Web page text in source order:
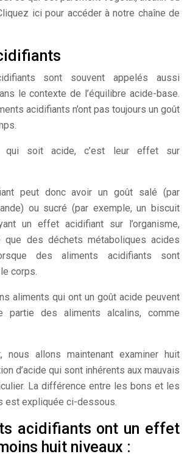
ici pour accéder à notre chaîne de
sont souvent appelés aussi
le contexte de l’équilibre acide-base.
acidifiants n’ont pas toujours un goût
qui soit acide, c’est leur effet sur
peut donc avoir un goût salé (par
ou sucré (par exemple, un biscuit
un effet acidifiant sur l’organisme,
que des déchets métaboliques acides
des aliments acidifiants sont
corps.
aliments qui ont un goût acide peuvent
partie des aliments alcalins, comme
allons maintenant examiner huit
d’acide qui sont inhérents aux mauvais
La différence entre les bons et les
est expliquée ci-dessous.
acidifiants ont un effet
huit niveaux :